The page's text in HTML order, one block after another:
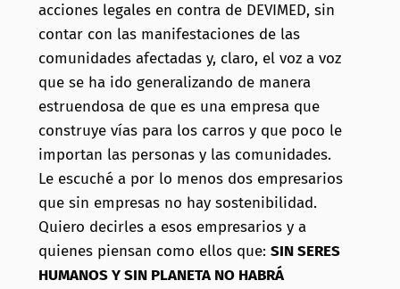
acciones legales en contra de DEVIMED, sin
contar con las manifestaciones de las
comunidades afectadas y, claro, el voz a voz
que se ha ido generalizando de manera
estruendosa de que es una empresa que
construye vías para los carros y que poco le
importan las personas y las comunidades.
Le escuché a por lo menos dos empresarios
que sin empresas no hay sostenibilidad.
Quiero decirles a esos empresarios y a
quienes piensan como ellos que: SIN SERES
HUMANOS Y SIN PLANETA NO HABRÁ